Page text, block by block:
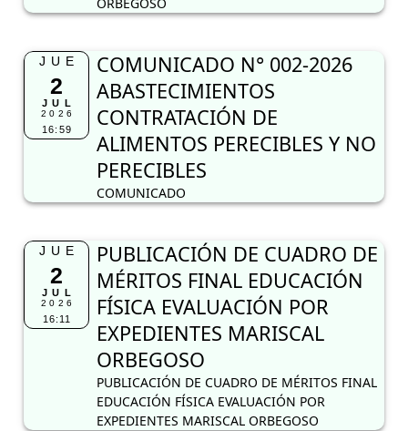
JUE
2
JUL
2026
16:59
COMUNICADO N° 002-2026
ABASTECIMIENTOS
CONTRATACIÓN DE
ALIMENTOS PERECIBLES Y NO
PERECIBLES
COMUNICADO
JUE
2
JUL
2026
16:11
PUBLICACIÓN DE CUADRO DE
MÉRITOS FINAL EDUCACIÓN
FÍSICA EVALUACIÓN POR
EXPEDIENTES MARISCAL
ORBEGOSO
PUBLICACIÓN DE CUADRO DE MÉRITOS FINAL
EDUCACIÓN FÍSICA EVALUACIÓN POR
EXPEDIENTES MARISCAL ORBEGOSO